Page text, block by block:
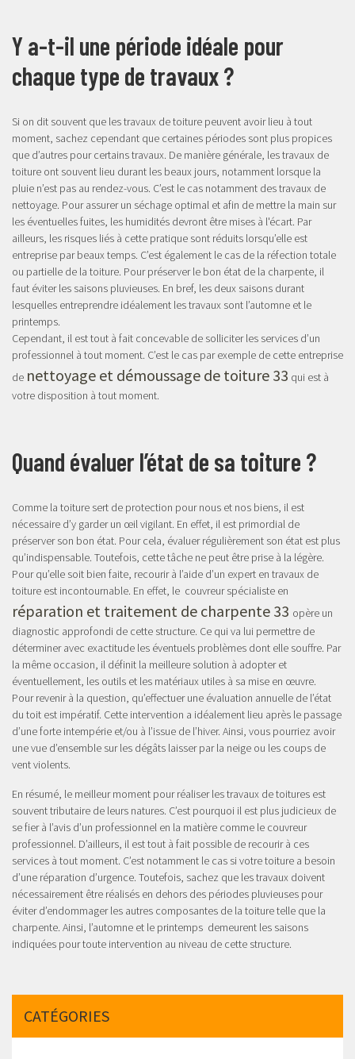
Y a-t-il une période idéale pour
chaque type de travaux ?
Si on dit souvent que les travaux de toiture peuvent avoir lieu à tout
moment, sachez cependant que certaines périodes sont plus propices
que d’autres pour certains travaux. De manière générale, les travaux de
toiture ont souvent lieu durant les beaux jours, notamment lorsque la
pluie n’est pas au rendez-vous. C’est le cas notamment des travaux de
nettoyage. Pour assurer un séchage optimal et afin de mettre la main sur
les éventuelles fuites, les humidités devront être mises à l'écart. Par
ailleurs, les risques liés à cette pratique sont réduits lorsqu’elle est
entreprise par beaux temps. C’est également le cas de la réfection totale
ou partielle de la toiture. Pour préserver le bon état de la charpente, il
faut éviter les saisons pluvieuses. En bref, les deux saisons durant
lesquelles entreprendre idéalement les travaux sont l’automne et le
printemps.
Cependant, il est tout à fait concevable de solliciter les services d’un
professionnel à tout moment. C’est le cas par exemple de cette entreprise
de nettoyage et démoussage de toiture 33 qui est à
votre disposition à tout moment.
Quand évaluer l’état de sa toiture ?
Comme la toiture sert de protection pour nous et nos biens, il est
nécessaire d’y garder un œil vigilant. En effet, il est primordial de
préserver son bon état. Pour cela, évaluer régulièrement son état est plus
qu’indispensable. Toutefois, cette tâche ne peut être prise à la légère.
Pour qu’elle soit bien faite, recourir à l’aide d’un expert en travaux de
toiture est incontournable. En effet, le couvreur spécialiste en
réparation et traitement de charpente 33 opère un
diagnostic approfondi de cette structure. Ce qui va lui permettre de
déterminer avec exactitude les éventuels problèmes dont elle souffre. Par
la même occasion, il définit la meilleure solution à adopter et
éventuellement, les outils et les matériaux utiles à sa mise en œuvre.
Pour revenir à la question, qu’effectuer une évaluation annuelle de l’état
du toit est impératif. Cette intervention a idéalement lieu après le passage
d’une forte intempérie et/ou à l’issue de l’hiver. Ainsi, vous pourriez avoir
une vue d’ensemble sur les dégâts laisser par la neige ou les coups de
vent violents.
En résumé, le meilleur moment pour réaliser les travaux de toitures est
souvent tributaire de leurs natures. C’est pourquoi il est plus judicieux de
se fier à l’avis d’un professionnel en la matière comme le couvreur
professionnel. D’ailleurs, il est tout à fait possible de recourir à ces
services à tout moment. C’est notamment le cas si votre toiture a besoin
d’une réparation d’urgence. Toutefois, sachez que les travaux doivent
nécessairement être réalisés en dehors des périodes pluvieuses pour
éviter d’endommager les autres composantes de la toiture telle que la
charpente. Ainsi, l’automne et le printemps demeurent les saisons
indiquées pour toute intervention au niveau de cette structure.
CATÉGORIES